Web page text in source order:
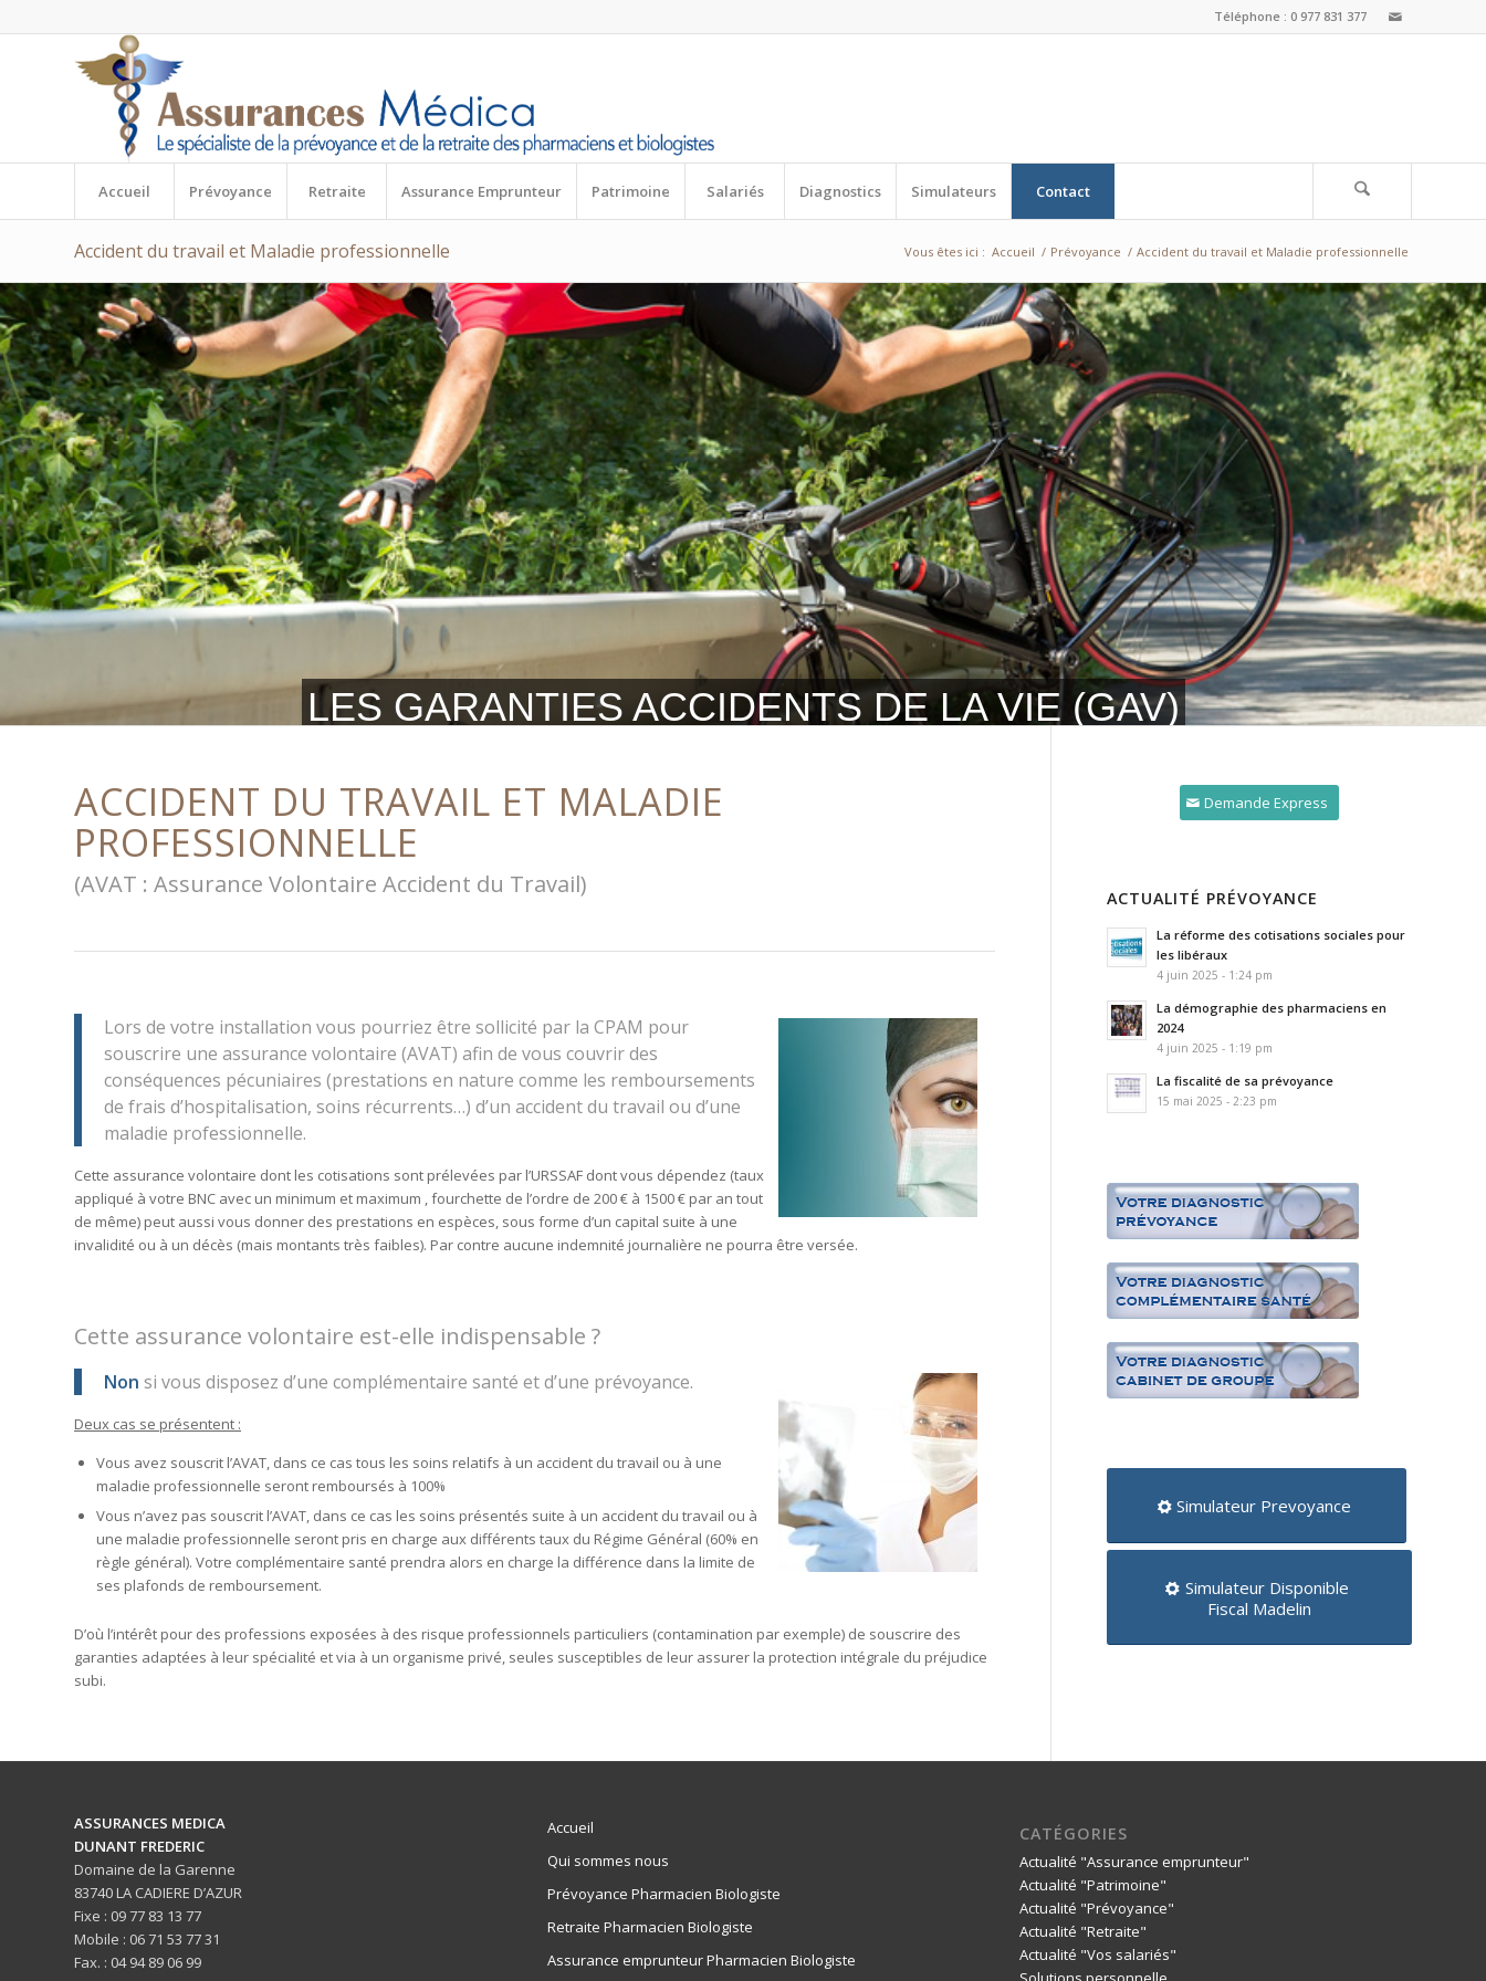
Téléphone : 0 977 831 377
Accueil Prévoyance Retraite Assurance Emprunteur Patrimoine Salariés Diagnostics Simulateurs Contact
Accident du travail et Maladie professionnelle Vous êtes ici : Accueil / Prévoyance / Accident du travail et Maladie professionnelle
LES GARANTIES ACCIDENTS DE LA VIE (GAV)
ACCIDENT DU TRAVAIL ET MALADIE
PROFESSIONNELLE
(AVAT : Assurance Volontaire Accident du Travail)
Lors de votre installation vous pourriez être sollicité par la CPAM pour
souscrire une assurance volontaire (AVAT) afin de vous couvrir des
conséquences pécuniaires (prestations en nature comme les remboursements
de frais d’hospitalisation, soins récurrents…) d’un accident du travail ou d’une
maladie professionnelle.
Cette assurance volontaire dont les cotisations sont prélevées par l’URSSAF dont vous dépendez (taux
appliqué à votre BNC avec un minimum et maximum , fourchette de l’ordre de 200 € à 1500 € par an tout
de même) peut aussi vous donner des prestations en espèces, sous forme d’un capital suite à une
invalidité ou à un décès (mais montants très faibles). Par contre aucune indemnité journalière ne pourra être versée.
Cette assurance volontaire est-elle indispensable ?
Non si vous disposez d’une complémentaire santé et d’une prévoyance.
Deux cas se présentent :
Vous avez souscrit l’AVAT, dans ce cas tous les soins relatifs à un accident du travail ou à une
maladie professionnelle seront remboursés à 100%
Vous n’avez pas souscrit l’AVAT, dans ce cas les soins présentés suite à un accident du travail ou à
une maladie professionnelle seront pris en charge aux différents taux du Régime Général (60% en
règle général). Votre complémentaire santé prendra alors en charge la différence dans la limite de
ses plafonds de remboursement.
D’où l’intérêt pour des professions exposées à des risque professionnels particuliers (contamination par exemple) de souscrire des
garanties adaptées à leur spécialité et via à un organisme privé, seules susceptibles de leur assurer la protection intégrale du préjudice
subi.
Demande Express
ACTUALITÉ PRÉVOYANCE
La réforme des cotisations sociales pour
les libéraux
4 juin 2025 - 1:24 pm
La démographie des pharmaciens en
2024
4 juin 2025 - 1:19 pm
La fiscalité de sa prévoyance
15 mai 2025 - 2:23 pm
Simulateur Prevoyance
Simulateur Disponible
Fiscal Madelin
ASSURANCES MEDICA
DUNANT FREDERIC
Domaine de la Garenne
83740 LA CADIERE D’AZUR
Fixe : 09 77 83 13 77
Mobile : 06 71 53 77 31
Fax. : 04 94 89 06 99
Accueil
Qui sommes nous
Prévoyance Pharmacien Biologiste
Retraite Pharmacien Biologiste
Assurance emprunteur Pharmacien Biologiste
CATÉGORIES
Actualité "Assurance emprunteur"
Actualité "Patrimoine"
Actualité "Prévoyance"
Actualité "Retraite"
Actualité "Vos salariés"